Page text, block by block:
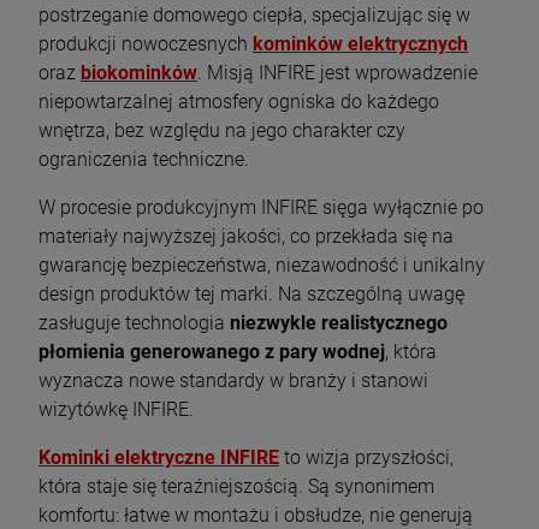
szt.
DO KOSZYKA
postrzeganie domowego ciepła, specjalizując się w
produkcji nowoczesnych kominków elektrycznych
oraz biokominków. Misją INFIRE jest wprowadzenie
niepowtarzalnej atmosfery ogniska do każdego
wnętrza, bez względu na jego charakter czy
ograniczenia techniczne.
W procesie produkcyjnym INFIRE sięga wyłącznie po
materiały najwyższej jakości, co przekłada się na
gwarancję bezpieczeństwa, niezawodność i unikalny
design produktów tej marki. Na szczególną uwagę
zasługuje technologia niezwykle realistycznego
płomienia generowanego z pary wodnej, która
wyznacza nowe standardy w branży i stanowi
wizytówkę INFIRE.
Kominki elektryczne INFIRE to wizja przyszłości,
która staje się teraźniejszością. Są synonimem
komfortu: łatwe w montażu i obsłudze, nie generują